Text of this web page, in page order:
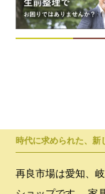
時代に求められた、新
再良市場は愛知、